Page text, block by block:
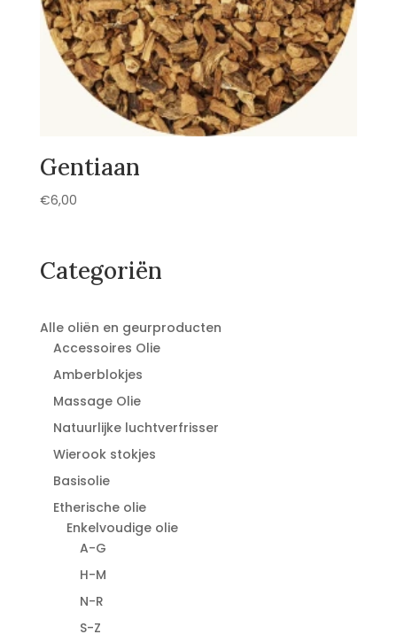
Gentiaan
€6,00
Categoriën
Alle oliën en geurproducten
Accessoires Olie
Amberblokjes
Massage Olie
Natuurlijke luchtverfrisser
Wierook stokjes
Basisolie
Etherische olie
Enkelvoudige olie
A-G
H-M
N-R
S-Z